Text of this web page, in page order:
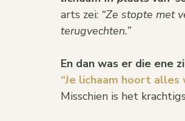
arts zei: “Ze stopte met
terugvechten.”
En dan was er die ene
“Je lichaam hoort
Misschien is het